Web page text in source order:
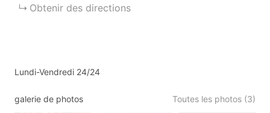
Obtenir des directions
Lundi-Vendredi 24/24
galerie de photos Toutes les photos (3)